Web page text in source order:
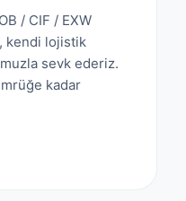
/ CIF / EXW
kendi lojistik
sevk ederiz.
kadar